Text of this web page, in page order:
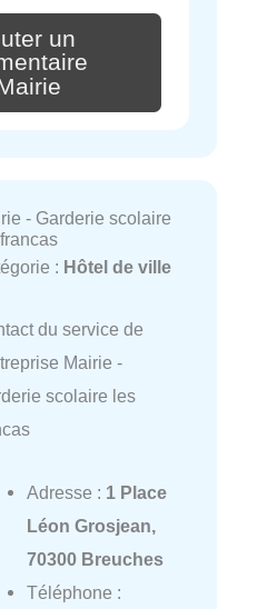
un
- Garderie scolaire
: Hôtel de ville
du service de
Mairie -
scolaire les
Adresse : 1 Place
Léon Grosjean,
70300 Breuches
Téléphone :